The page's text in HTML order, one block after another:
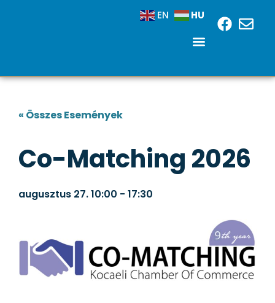
EN HU
« Összes Események
Co-Matching 2026
augusztus 27.10:00 - 17:30